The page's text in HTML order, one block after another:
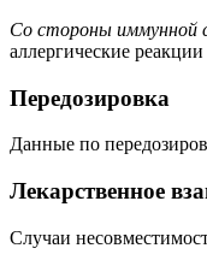
Со стороны иммунной
аллергические
Передозировка
Данные по
Лекарственное
Случаи